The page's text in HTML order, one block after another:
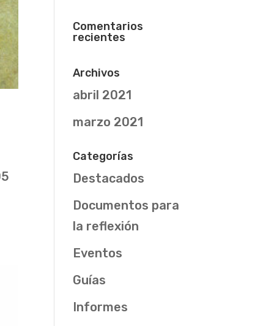
Comentarios
recientes
Archivos
abril 2021
marzo 2021
Categorías
Destacados
Documentos para
la reflexión
Eventos
Guías
Informes